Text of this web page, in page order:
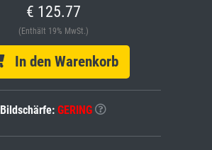
€ 125.77
(Enthält 19% MwSt.)
In den Warenkorb
Bildschärfe: GERING